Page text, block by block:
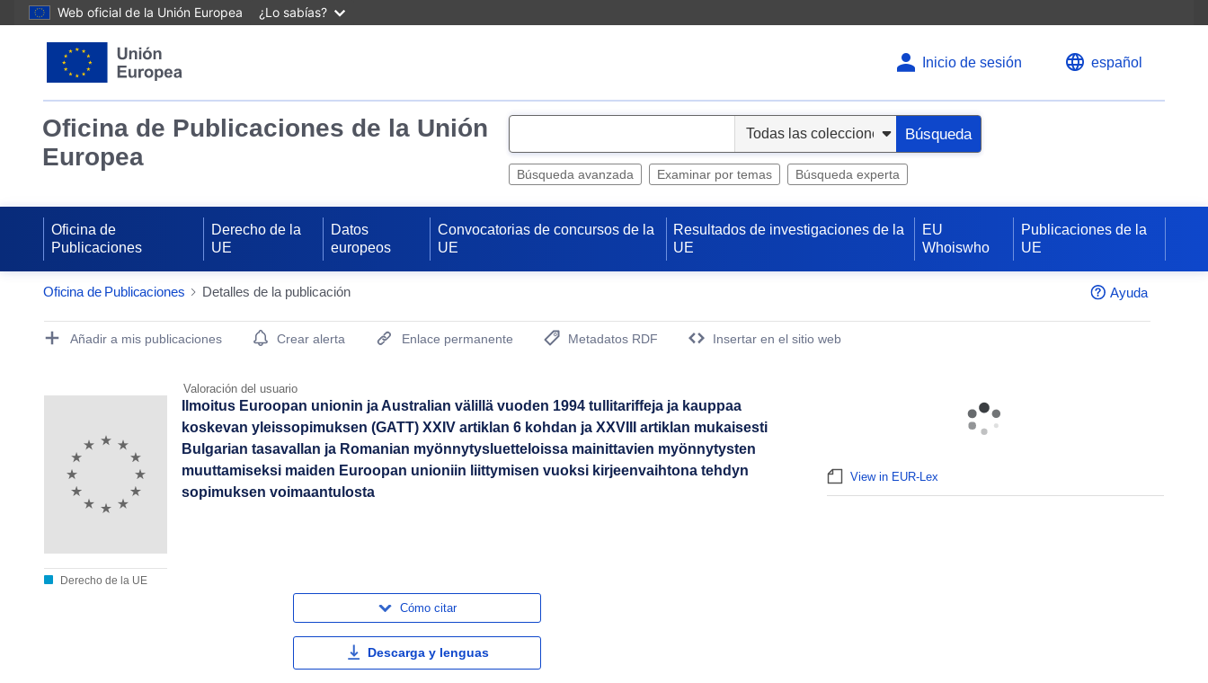
Web oficial de la Unión Europea ¿Lo sabías?
Inicio de sesión español
Oficina de Publicaciones de la Unión
Europea
e
Búsqueda
Búsqueda avanzada Examinar por temas Búsqueda experta
Oficina de
Publicaciones
Derecho de la
UE
Datos
europeos
Convocatorias de concursos de la
UE
Resultados de investigaciones de la
UE
EU
Whoiswho
Publicaciones de la
UE
Oficina de Publicaciones Detalles de la publicación Ayuda
Publication Detail Actions Portlet
Añadir a mis publicaciones Crear alerta Enlace permanente
Metadatos RDF
Insertar en el sitio web
Valoración del usuario
Derecho de la UE
Ilmoitus Euroopan unionin ja Australian välillä vuoden 1994 tullitariffeja ja kauppaa
koskevan yleissopimuksen (GATT) XXIV artiklan 6 kohdan ja XXVIII artiklan mukaisesti
Bulgarian tasavallan ja Romanian myönnytysluetteloissa mainittavien myönnytysten
muuttamiseksi maiden Euroopan unioniin liittymisen vuoksi kirjeenvaihtona tehdyn
sopimuksen voimaantulosta
Cómo citar
Descarga y lenguas
View in EUR-Lex